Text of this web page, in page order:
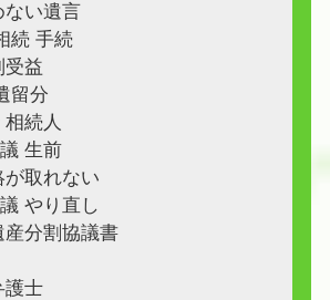
ない遺言
続 手続
受益
留分
続人
生前
取れない
やり直し
分割協議書
護士